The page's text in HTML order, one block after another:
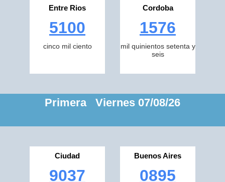
Entre Rios
5100
cinco mil ciento
Cordoba
1576
mil quinientos setenta y
seis
Primera Viernes 07/08/26
Ciudad
9037
Buenos Aires
0895